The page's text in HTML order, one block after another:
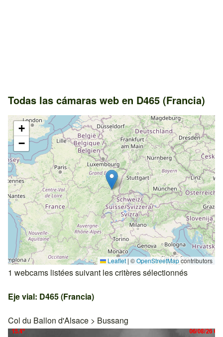
Todas las cámaras web en D465 (Francia)
+
−
Leaflet | ©OpenStreetMapcontributors
1 webcams listées suivant les critères sélectionnés
Eje vial: D465 (Francia)
Col du Ballon d'Alsace > Bussang